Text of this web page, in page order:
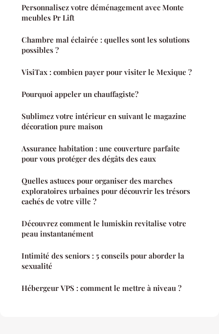
Personnalisez votre déménagement avec Monte
meubles Pr Lift
Chambre mal éclairée : quelles sont les solutions
possibles ?
VisiTax : combien payer pour visiter le Mexique ?
Pourquoi appeler un chauffagiste?
Sublimez votre intérieur en suivant le magazine
décoration pure maison
Assurance habitation : une couverture parfaite
pour vous protéger des dégâts des eaux
Quelles astuces pour organiser des marches
exploratoires urbaines pour découvrir les trésors
cachés de votre ville ?
Découvrez comment le lumiskin revitalise votre
peau instantanément
Intimité des seniors : 5 conseils pour aborder la
sexualité
Hébergeur VPS : comment le mettre à niveau ?